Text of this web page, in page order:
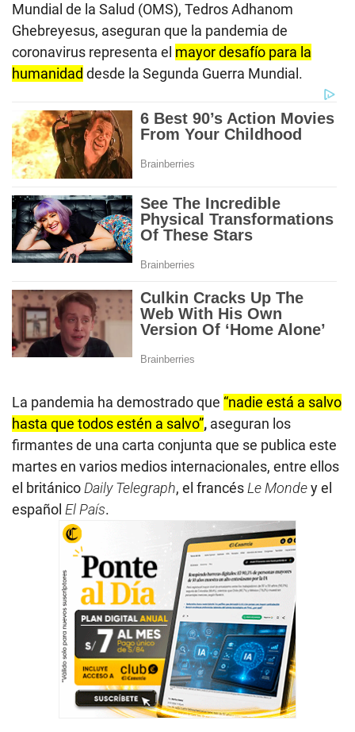
Mundial de la Salud (OMS), Tedros Adhanom
Ghebreyesus, aseguran que la pandemia de
coronavirus representa el mayor desafío para la
humanidad desde la Segunda Guerra Mundial.
La pandemia ha demostrado que “nadie está a salvo
hasta que todos estén a salvo”, aseguran los
firmantes de una carta conjunta que se publica este
martes en varios medios internacionales, entre ellos
el británico Daily Telegraph, el francés Le Mondey el
español El País.